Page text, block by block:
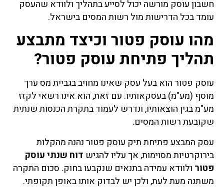
חשבון עוסק מורשה יכול לסייע בתהליך ולוודא שהעסק
עומד בכל הדרישות מול רשות המסים בישראל.
מהו עוסק פטור וכיצד מתבצע
תהליך פתיחת עוסק פטור?
עוסק פטור הוא בעל עסק שאינו מחויב בגביית מס ערך
מוסף (מע"מ) בעסקאותיו. עם זאת, הוא אינו רשאי לקזז
מע"מ בגין הוצאותיו, ונדרש לעמוד בתקרת הכנסות שנתית
שקובעת רשות המסים.
עסק המבצע פתיחת תיק עוסק פטור נהנה מהקלות
בירוקרטיות מסוימות, אך עליו להגיש דוח שנתי עוסק
פטור ולוודא עמידה בתנאים שנקבעו בחוק. סכום התקרה
משתנה מעת לעת, ולכן יש לבדוק אותו באופן תקופתי.